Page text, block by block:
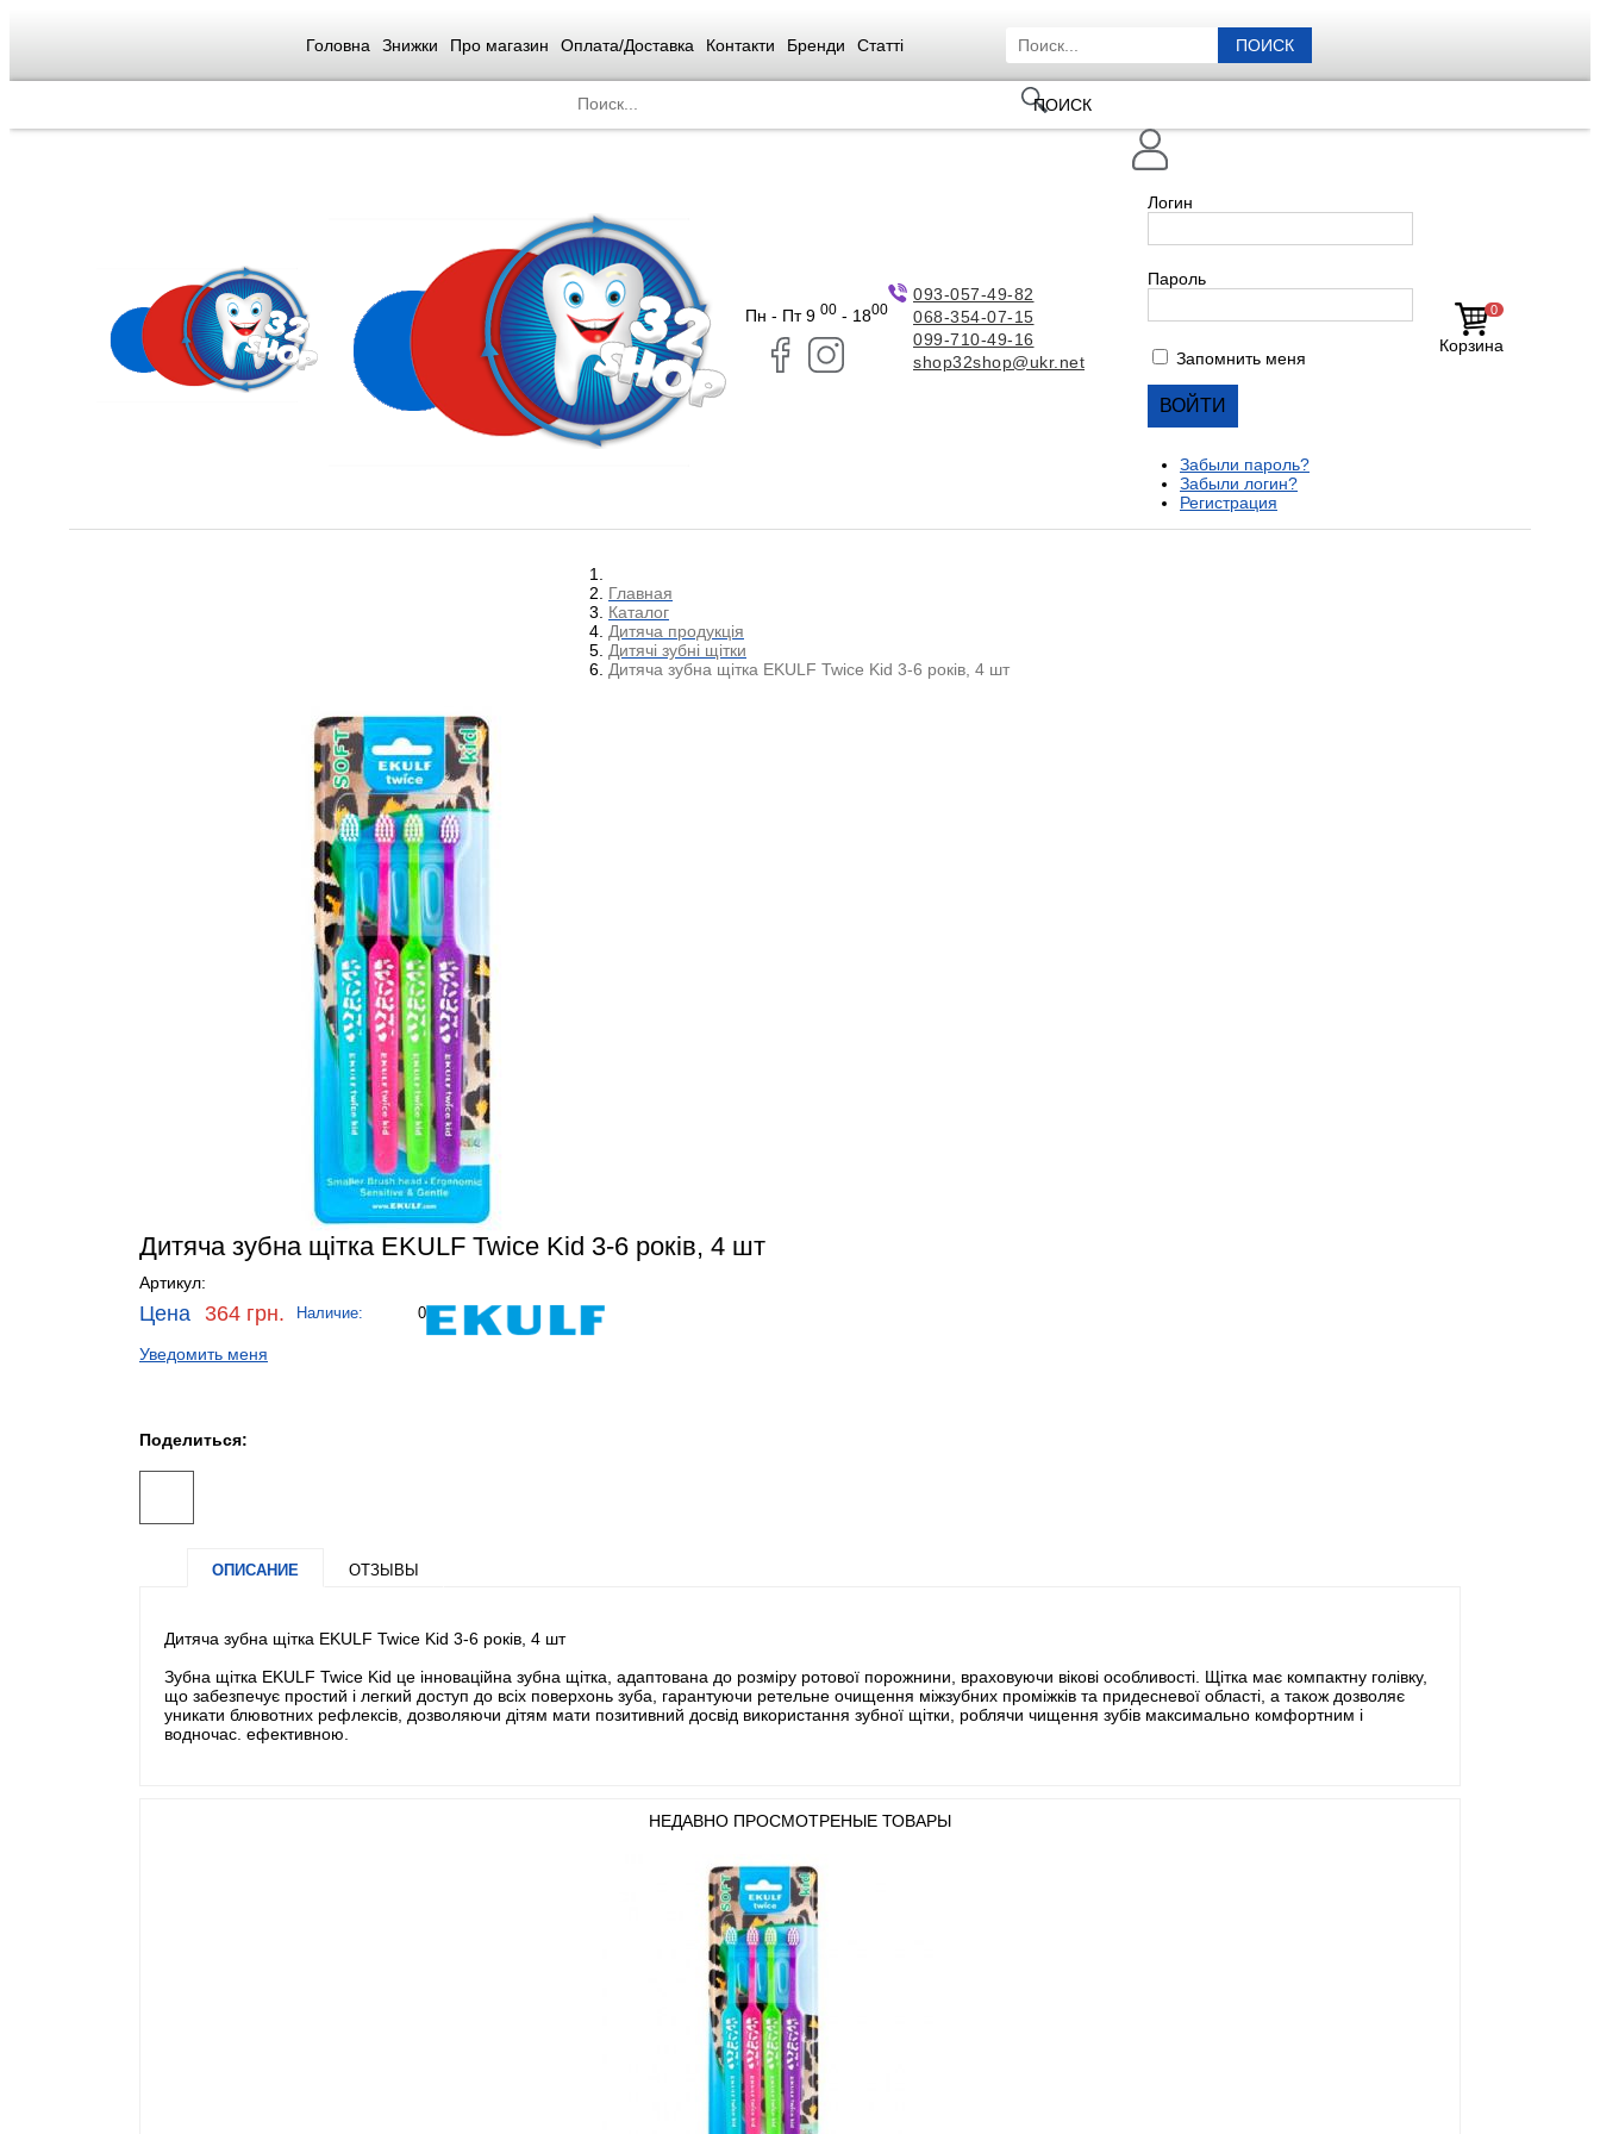
Головна Знижки Про магазин Оплата/Доставка Контакти Бренди Статті ПОИСК
ПОИСК
Пн - Пт 9 00 - 1800
093-057-49-82
068-354-07-15
099-710-49-16
shop32shop@ukr.net
0
Корзина
Логин
Пароль
Запомнить меня
Забыли пароль?
Забыли логин?
Регистрация
Главная
Каталог
Дитяча продукція
Дитячі зубні щітки
Дитяча зубна щітка EKULF Twice Kid 3-6 років, 4 шт
Дитяча зубна щітка EKULF Twice Kid 3-6 років, 4 шт
Артикул:
Цена 364 грн. Наличие: 0
Уведомить меня
Поделиться:
ОПИСАНИЕ ОТЗЫВЫ
Дитяча зубна щітка EKULF Twice Kid 3-6 років, 4 шт
Зубна щітка EKULF Twice Kid це інноваційна зубна щітка, адаптована до розміру ротової порожнини, враховуючи вікові особливості. Щітка має компактну голівку,
що забезпечує простий і легкий доступ до всіх поверхонь зуба, гарантуючи ретельне очищення міжзубних проміжків та придесневої області, а також дозволяє
уникати блювотних рефлексів, дозволяючи дітям мати позитивний досвід використання зубної щітки, роблячи чищення зубів максимально комфортним і
водночас. ефективною.
НЕДАВНО ПРОСМОТРЕНЫЕ ТОВАРЫ